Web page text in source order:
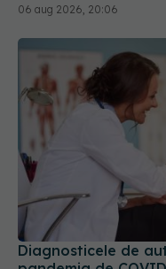
06 aug 2026, 20:06
Diagnosticele de